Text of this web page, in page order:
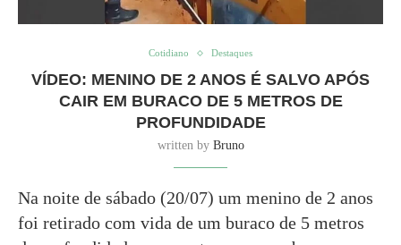
Cotidiano Destaques
VÍDEO: MENINO DE 2 ANOS É SALVO APÓS
CAIR EM BURACO DE 5 METROS DE
PROFUNDIDADE
written by Bruno
Na noite de sábado (20/07) um menino de 2 anos
foi retirado com vida de um buraco de 5 metros